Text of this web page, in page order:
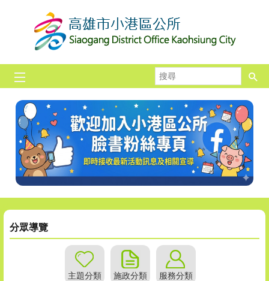
跳到主要內容區塊
尋
分眾導覽
主題分類 施政分類 服務分類